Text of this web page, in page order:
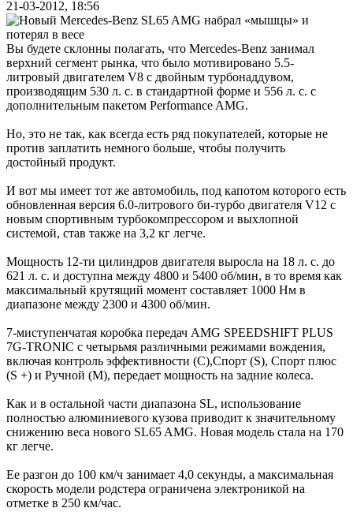
21-03-2012, 18:56
Вы будете склонны полагать, что Mercedes-Benz занимал
верхний сегмент рынка, что было мотивировано 5.5-
литровый двигателем V8 с двойным турбонаддувом,
производящим 530 л. с. в стандартной форме и 556 л. с. с
дополнительным пакетом Performance AMG.
Но, это не так, как всегда есть ряд покупателей, которые не
против заплатить немного больше, чтобы получить
достойный продукт.
И вот мы имеет тот же автомобиль, под капотом которого есть
обновленная версия 6.0-литрового би-турбо двигателя V12 с
новым спортивным турбокомпрессором и выхлопной
системой, став также на 3,2 кг легче.
Мощность 12-ти цилиндров двигателя выросла на 18 л. с. до
621 л. с. и доступна между 4800 и 5400 об/мин, в то время как
максимальный крутящий момент составляет 1000 Нм в
диапазоне между 2300 и 4300 об/мин.
7-миступенчатая коробка передач AMG SPEEDSHIFT PLUS
7G-TRONIC с четырьмя различными режимами вождения,
включая контроль эффективности (C),Спорт (S), Спорт плюс
(S +) и Ручной (M), передает мощность на задние колеса.
Как и в остальной части диапазона SL, использование
полностью алюминиевого кузова приводит к значительному
снижению веса нового SL65 AMG. Новая модель стала на 170
кг легче.
Ее разгон до 100 км/ч занимает 4,0 секунды, а максимальная
скорость модели родстера ограничена электроникой на
отметке в 250 км/час.